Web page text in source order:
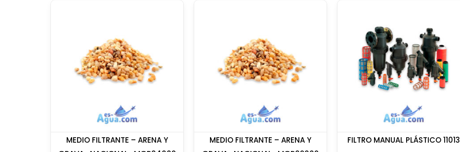
MEDIO FILTRANTE – ARENA Y
MEDIO FILTRANTE – ARENA Y
FILTRO MANUAL PLÁSTICO 11013